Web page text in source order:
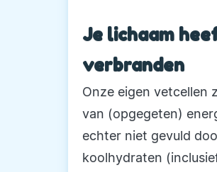
Je lichaam
verbranden
Onze eigen vetcellen
van (opgegeten)
echter niet gevuld
koolhydraten